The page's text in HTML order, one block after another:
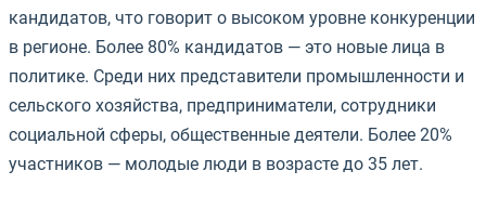
кандидатов, что говорит о высоком уровне конкуренции
в регионе. Более 80% кандидатов — это новые лица в
политике. Среди них представители промышленности и
сельского хозяйства, предприниматели, сотрудники
социальной сферы, общественные деятели. Более 20%
участников — молодые люди в возрасте до 35 лет.